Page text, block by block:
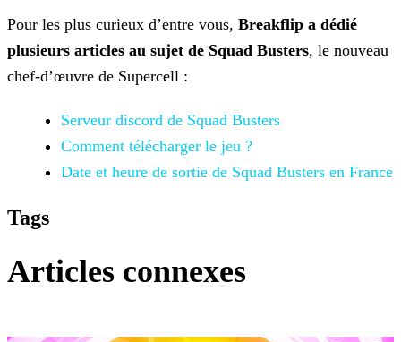
Pour les plus curieux d’entre vous, Breakflip a dédié
plusieurs articles au sujet de Squad Busters, le nouveau
chef-d’œuvre de Supercell :
Serveur discord de Squad Busters
Comment télécharger le jeu ?
Date et heure de sortie de Squad Busters en France
Tags
Articles connexes